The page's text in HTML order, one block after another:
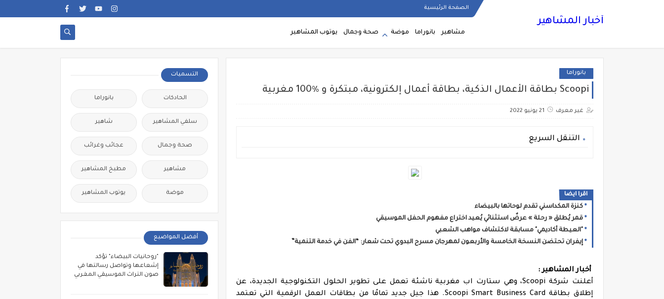
الصفحة الرئيسية
أخبار المشاهير
مشاهير بانوراما موضة صحة وجمال يوتوب المشاهير
بانوراما
Scoopi بطاقة الأعمال الذكية، بطاقة أعمال إلكترونية، مبتكرة و ٪100 مغربية
غير معرف 21 يونيو 2022
التنقل السريع
اقرا ايضا
كنزة المكداسني تقدم لوحاتها بالبيضاء
قمر يُطلق « رحلة » عرضٌ استثنائي يُعيد اختراع مفهوم الحفل الموسيقي
"العيطة أكاديمي" مسابقة لاكتشاف مواهب الشعبي
إيفران تحتضن النسخة الخامسة والأربعون لمهرجان مسرح البدوي تحت شعار: “الفن في خدمة التنمية”
أخبار المشاهير :
أعلنت شركة Scoopi، وهي ستارت اب مغربية ناشئة تعمل على تطوير الحلول التكنولوجية الجديدة، عن
إطلاق بطاقة Scoopi Smart Business Card. هذا جيل جديد تمامًا من بطاقات العمل الرقمية التي تعتمد
التسميات
الحادكات بانوراما
سلفي المشاهير شاهير
صحة وجمال عجائب وغرائب
مشاهير مطبخ المشاهير
موضة يوتوب المشاهير
أفضل المواضيع
"روحانيات البيضاء" تؤكد
إشعاعها وتواصل رسالتها في
صون التراث الموسيقي المغربي